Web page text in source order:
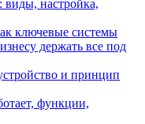
настройка,
ключевые системы
держать все под
и принцип
функции,